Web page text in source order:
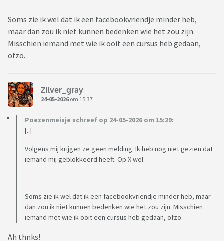
Soms zie ik wel dat ik een facebookvriendje minder heb,
maar dan zou ik niet kunnen bedenken wie het zou zijn.
Misschien iemand met wie ik ooit een cursus heb gedaan,
ofzo.
Zilver_gray
24-05-2026om 15:37
Poezenmeisje schreef op 24-05-2026 om 15:29:
[..]
Volgens mij krijgen ze geen melding. Ik heb nog niet gezien dat
iemand mij geblokkeerd heeft. Op X wel.
Soms zie ik wel dat ik een facebookvriendje minder heb, maar
dan zou ik niet kunnen bedenken wie het zou zijn. Misschien
iemand met wie ik ooit een cursus heb gedaan, ofzo.
Ah thnks!